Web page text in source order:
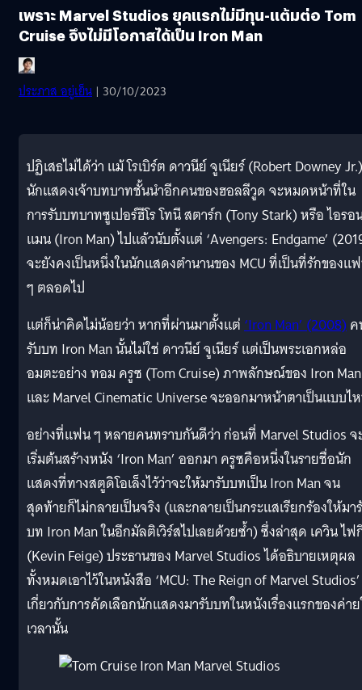
เพราะ Marvel Studios ยุคแรกไม่มีทุน-แต้มต่อ Tom
Cruise จึงไม่มีโอกาสได้เป็น Iron Man
ประภาส อยู่เย็น | 30/10/2023
ปฏิเสธไม่ได้ว่า แม้ โรเบิร์ต ดาวนีย์ จูเนียร์ (Robert Downey Jr.)
นักแสดงเจ้าบทบาทชั้นนำอีกคนของฮอลลีวูด จะหมดหน้าที่ใน
การรับบทบาทซูเปอร์ฮีโร โทนี สตาร์ก (Tony Stark) หรือ ไอรอ
แมน (Iron Man) ไปแล้วนับตั้งแต่ ‘Avengers: Endgame’
จะยังคงเป็นหนึ่งในนักแสดงตำนานของ MCU ที่เป็นที่รักของแ
ๆ ตลอดไป
แต่ก็น่าคิดไม่น้อยว่า หากที่ผ่านมาตั้งแต่‘Iron Man’ (2008)
รับบท Iron Man นั้นไม่ใช่ ดาวนีย์ จูเนียร์ แต่เป็นพระเอกหล่อ
อมตะอย่าง ทอม ครูซ (Tom Cruise) ภาพลักษณ์ของ Iron Man
และ Marvel Cinematic Universe จะออกมาหน้าตาเป็นแบบไ
อย่างที่แฟน ๆ หลายคนทราบกันดีว่า ก่อนที่ Marvel Studios จ
เริ่มต้นสร้างหนัง ‘Iron Man’ ออกมา ครูซคือหนึ่งในรายชื่อนัก
แสดงที่ทางสตูดิโอเล็งไว้ว่าจะให้มารับบทเป็น Iron Man จน
สุดท้ายก็ไม่กลายเป็นจริง (และกลายเป็นกระแสเรียกร้องให้มา
บท Iron Man ในอีกมัลติเวิร์สไปเลยด้วยซ้ำ) ซึ่งล่าสุด เควิน ไฟ
(Kevin Feige) ประธานของ Marvel Studios ได้อธิบายเหตุผล
ทั้งหมดเอาไว้ในหนังสือ ‘MCU: The Reign of Marvel Studios’
เกี่ยวกับการคัดเลือกนักแสดงมารับบทในหนังเรื่องแรกของค่า
เวลานั้น